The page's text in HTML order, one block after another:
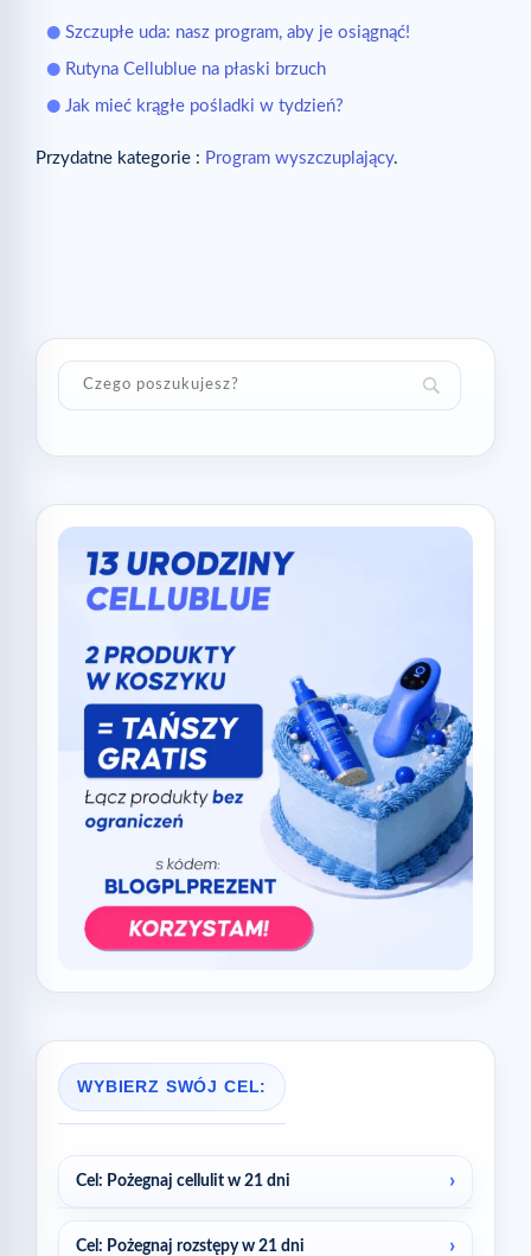
Szczupłe uda: nasz program, aby je osiągnąć!
Rutyna Cellublue na płaski brzuch
Jak mieć krągłe pośladki w tydzień?
Przydatne kategorie : Program wyszczuplający.
WYBIERZ SWÓJ CEL:
Cel: Pożegnaj cellulit w 21 dni
Cel: Pożegnaj rozstępy w 21 dni